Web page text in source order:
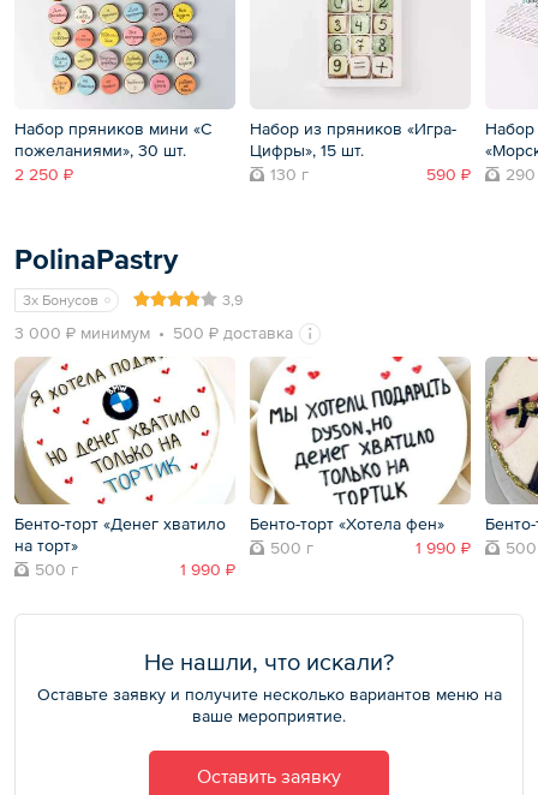
Набор пряников мини «С
пожеланиями», 30 шт.
2 250 ₽
Набор из пряников «Игра-
Цифры», 15 шт.
130 г
590 ₽
Набор
290
PolinaPastry
3x Бонусов 3,9
3 000 ₽ минимум 500 ₽ доставка
Бенто-торт «Денег хватило
на торт»
500 г
1 990 ₽
Бенто-торт «Хотела фен»
500 г
1 990 ₽
500
Не нашли, что искали?
Оставьте заявку и получите несколько вариантов меню на
ваше мероприятие.
Оставить заявку